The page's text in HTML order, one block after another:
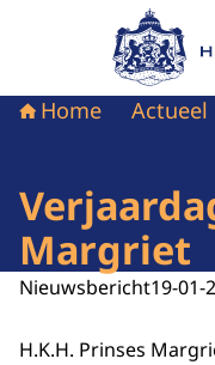
Naar de
Home Actueel
Margriet
Nieuwsbericht19-01-
H.K.H. Prinses